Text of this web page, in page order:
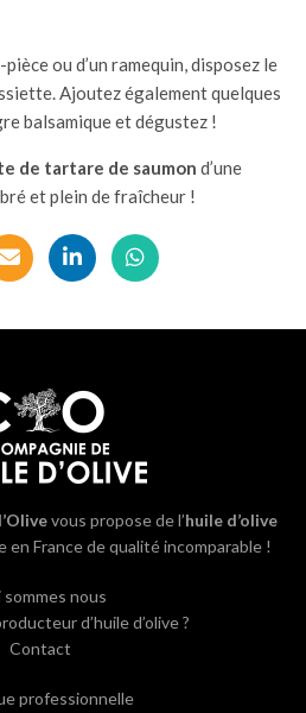
pièce ou d’un ramequin, disposez le
Ajoutez également quelques
balsamique et dégustez !
de tartare de saumon d’une
et plein de fraîcheur !
vous propose de l’huile d’olive
France de qualité incomparable !
sommes nous
d’huile d’olive ?
Contact
professionnelle